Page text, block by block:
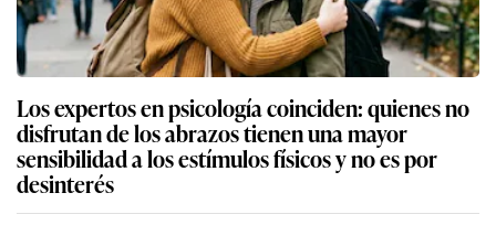
Los expertos en psicología coinciden: quienes no
disfrutan de los abrazos tienen una mayor
sensibilidad a los estímulos físicos y no es por
desinterés